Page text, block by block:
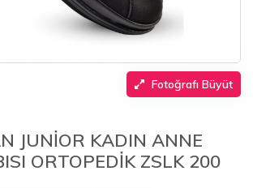
Fotoğrafı Büyüt
JUNİOR KADIN ANNE
ORTOPEDİK ZSLK 200